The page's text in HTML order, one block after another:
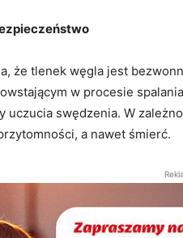
że tlenek węgla jest
w procesie
uczucia swędzenia. W
a nawet śmierć.